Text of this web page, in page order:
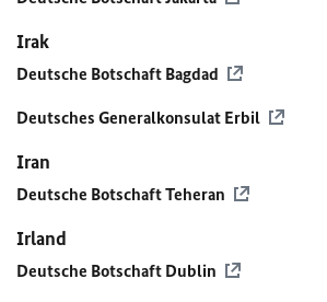
Irak
Deutsche Botschaft Bagdad
Deutsches Generalkonsulat Erbil
Iran
Deutsche Botschaft Teheran
Irland
Deutsche Botschaft Dublin